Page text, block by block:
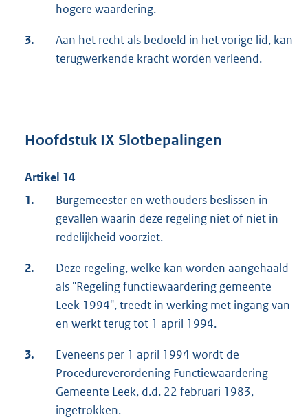
hogere waardering.
3.
Aan het recht als bedoeld in het vorige lid, kan
terugwerkende kracht worden verleend.
Hoofdstuk IX Slotbepalingen
Artikel 14
1.
Burgemeester en wethouders beslissen in
gevallen waarin deze regeling niet of niet in
redelijkheid voorziet.
2.
Deze regeling, welke kan worden aangehaald
als "Regeling functiewaardering gemeente
Leek 1994", treedt in werking met ingang van
en werkt terug tot 1 april 1994.
3.
Eveneens per 1 april 1994 wordt de
Procedureverordening Functiewaardering
Gemeente Leek, d.d. 22 februari 1983,
ingetrokken.